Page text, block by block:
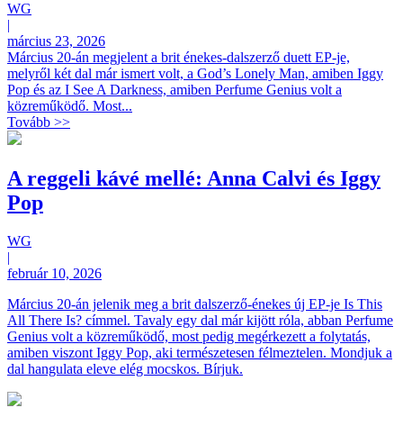
WG
|
március 23, 2026
Március 20-án megjelent a brit énekes-dalszerző duett EP-je,
melyről két dal már ismert volt, a God’s Lonely Man, amiben Iggy
Pop és az I See A Darkness, amiben Perfume Genius volt a
közreműködő. Most...
Tovább >>
A reggeli kávé mellé: Anna Calvi és Iggy
Pop
WG
|
február 10, 2026
Március 20-án jelenik meg a brit dalszerző-énekes új EP-je Is This
All There Is? címmel. Tavaly egy dal már kijött róla, abban Perfume
Genius volt a közreműködő, most pedig megérkezett a folytatás,
amiben viszont Iggy Pop, aki természetesen félmeztelen. Mondjuk a
dal hangulata eleve elég mocskos. Bírjuk.